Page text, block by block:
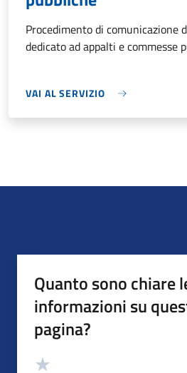
Procedimento di comunicazione
dedicato ad appalti e commesse
VAI AL SERVIZIO
Quanto sono chiare
informazioni su
pagina?
Valutazione